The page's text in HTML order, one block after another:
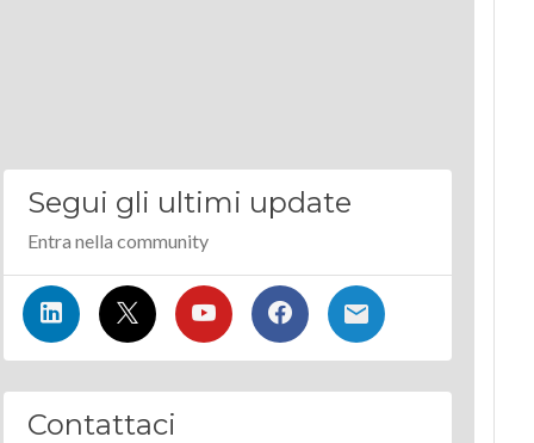
Segui gli ultimi update
Entra nella community
Contattaci